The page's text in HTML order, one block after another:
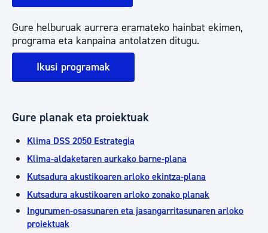
Gure helburuak aurrera eramateko hainbat ekimen,
programa eta kanpaina antolatzen ditugu.
Ikusi programak
Gure planak eta proiektuak
Klima DSS 2050 Estrategia
Klima-aldaketaren aurkako barne-plana
Kutsadura akustikoaren arloko ekintza-plana
Kutsadura akustikoaren arloko zonako planak
Ingurumen-osasunaren eta jasangarritasunaren arloko
proiektuak